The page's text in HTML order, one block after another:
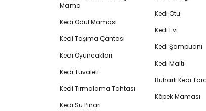
Mama
Kedi Ödül Maması
Kedi Taşıma Çantası
Kedi Oyuncakları
Kedi Tuvaleti
Kedi Tırmalama Tahtası
Kedi Su Pınarı
Kedi Otu
Kedi Evi
Kedi Şampuanı
Kedi Maltı
Buharlı Kedi
Köpek Maması